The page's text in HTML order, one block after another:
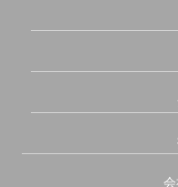
会